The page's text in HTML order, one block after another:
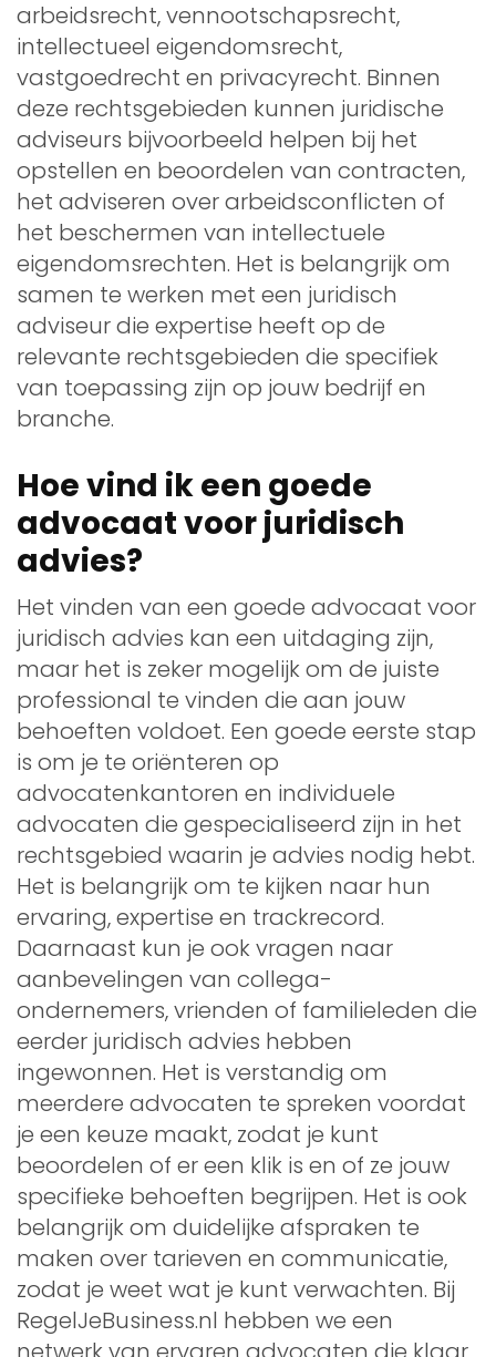
arbeidsrecht, vennootschapsrecht,
intellectueel eigendomsrecht,
vastgoedrecht en privacyrecht. Binnen
deze rechtsgebieden kunnen juridische
adviseurs bijvoorbeeld helpen bij het
opstellen en beoordelen van contracten,
het adviseren over arbeidsconflicten of
het beschermen van intellectuele
eigendomsrechten. Het is belangrijk om
samen te werken met een juridisch
adviseur die expertise heeft op de
relevante rechtsgebieden die specifiek
van toepassing zijn op jouw bedrijf en
branche.
Hoe vind ik een goede
advocaat voor juridisch
advies?
Het vinden van een goede advocaat voor
juridisch advies kan een uitdaging zijn,
maar het is zeker mogelijk om de juiste
professional te vinden die aan jouw
behoeften voldoet. Een goede eerste stap
is om je te oriënteren op
advocatenkantoren en individuele
advocaten die gespecialiseerd zijn in het
rechtsgebied waarin je advies nodig hebt.
Het is belangrijk om te kijken naar hun
ervaring, expertise en trackrecord.
Daarnaast kun je ook vragen naar
aanbevelingen van collega-
ondernemers, vrienden of familieleden die
eerder juridisch advies hebben
ingewonnen. Het is verstandig om
meerdere advocaten te spreken voordat
je een keuze maakt, zodat je kunt
beoordelen of er een klik is en of ze jouw
specifieke behoeften begrijpen. Het is ook
belangrijk om duidelijke afspraken te
maken over tarieven en communicatie,
zodat je weet wat je kunt verwachten. Bij
RegelJeBusiness.nl hebben we een